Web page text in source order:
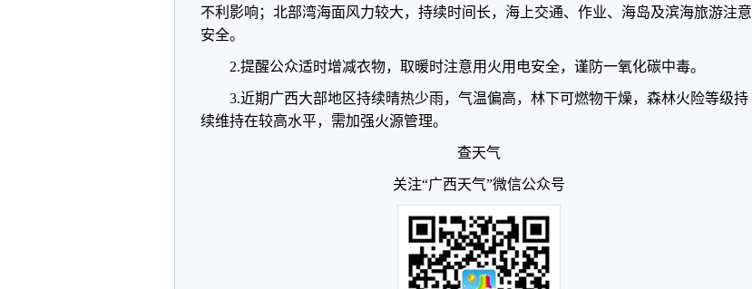
不利影响；北部湾海面风力较大，持续时间长，海上交通、作业、海岛及滨海旅游注意
安全。
2.提醒公众适时增减衣物，取暖时注意用火用电安全，谨防一氧化碳中毒。
3.近期广西大部地区持续晴热少雨，气温偏高，林下可燃物干燥，森林火险等级持
续维持在较高水平，需加强火源管理。
查天气
关注“广西天气”微信公众号